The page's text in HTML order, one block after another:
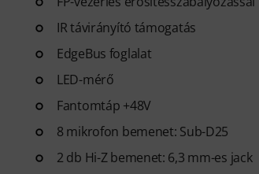
IR távirányító támogatás
EdgeBus foglalat
LED-mérő
Fantomtáp +48V
8 mikrofon bemenet: Sub-D25
2 db Hi-Z bemenet: 6,3 mm-es jack